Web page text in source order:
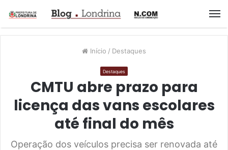
Início / Destaques
Destaques
CMTU abre prazo para
licença das vans escolares
até final do mês
Operação dos veículos precisa ser renovada até